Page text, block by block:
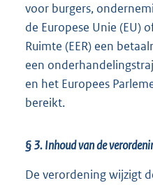
voor burgers,
de Europese Unie (EU)
Ruimte (EER) een
een
en het Europees
bereikt.
§ 3. Inhoud van de
De verordening wijzigt